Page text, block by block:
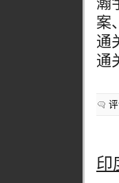
案
通
通
印